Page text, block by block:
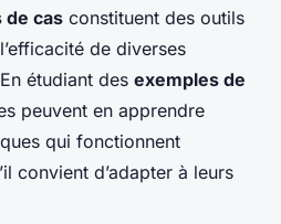
de cas constituent des outils
de diverses
étudiant des exemples de
peuvent en apprendre
qui fonctionnent
convient d’adapter à leurs